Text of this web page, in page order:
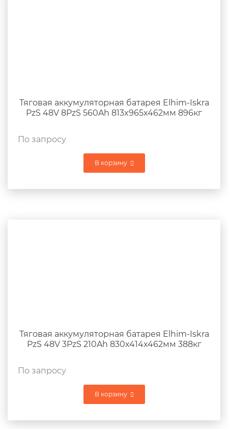
Тяговая аккумуляторная батарея Elhim-Iskra
PzS 48V 8PzS 560Ah 813x965x462мм 896кг
По запросу
В корзину
Тяговая аккумуляторная батарея Elhim-Iskra
PzS 48V 3PzS 210Ah 830x414x462мм 388кг
По запросу
В корзину